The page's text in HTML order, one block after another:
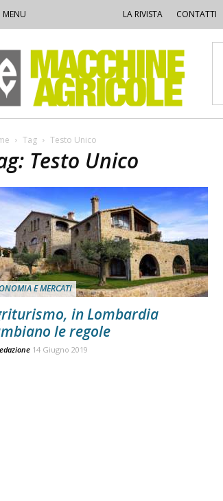
LA RIVISTA CONTATTI
Macchine
Agricole
Tag Testo Unico
Testo Unico
E MERCATI
in Lombardia
le regole
14 Giugno 2019